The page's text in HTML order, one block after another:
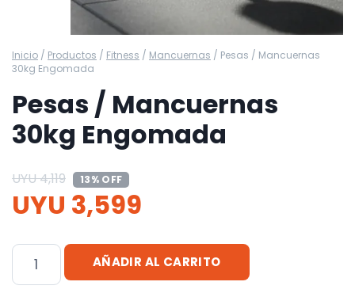
Inicio / Productos / Fitness / Mancuernas / Pesas / Mancuernas
30kg Engomada
Pesas / Mancuernas
30kg Engomada
UYU4,119 13% OFF
UYU 3,599
Pesas
AÑADIR AL CARRITO